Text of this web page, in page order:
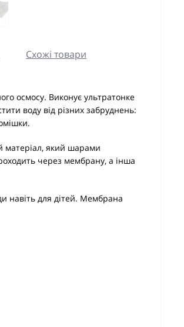
Схожі товари
осмосу. Виконує ультратонке
воду від різних забруднень:
матеріал, який шарами
через мембрану, а інша
навіть для дітей. Мембрана